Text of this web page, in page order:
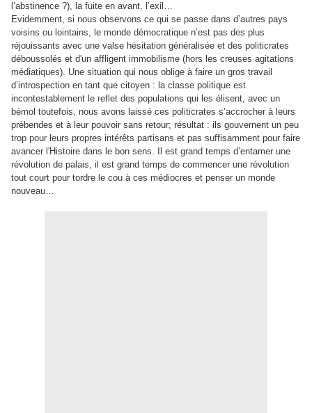
l’abstinence ?), la fuite en avant, l’exil…
Evidemment, si nous observons ce qui se passe dans d’autres pays
voisins ou lointains, le monde démocratique n’est pas des plus
réjouissants avec une valse hésitation généralisée et des politicrates
déboussolés et d'un affligent immobilisme (hors les creuses agitations
médiatiques). Une situation qui nous oblige à faire un gros travail
d’introspection en tant que citoyen : la classe politique est
incontestablement le reflet des populations qui les élisent, avec un
bémol toutefois, nous avons laissé ces politicrates s’accrocher à leurs
prébendes et à leur pouvoir sans retour; résultat : ils gouvernent un peu
trop pour leurs propres intérêts partisans et pas suffisamment pour faire
avancer l'Histoire dans le bon sens. Il est grand temps d’entamer une
révolution de palais, il est grand temps de commencer une révolution
tout court pour tordre le cou à ces médiocres et penser un monde
nouveau…